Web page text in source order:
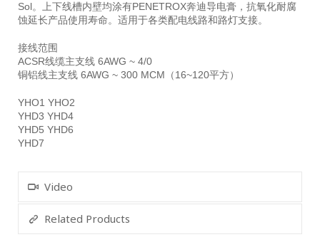
Sol。上下线槽内壁均涂有PENETROX奔迪导电膏，抗氧化耐腐
蚀延长产品使用寿命。适用于各类配电线路和路灯支接。
接线范围
ACSR线缆主支线 6AWG ~ 4/0
铜铝线主支线 6AWG ~ 300 MCM（16~120平方）
YHO1 YHO2
YHD3 YHD4
YHD5 YHD6
YHD7
Video
Related Products